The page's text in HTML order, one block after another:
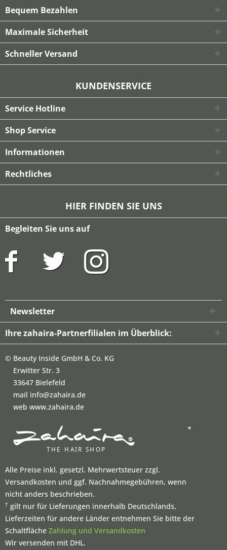
Bequem Bezahlen
Maximale Sicherheit
Schneller Versand
KUNDENSERVICE
Service Hotline
Shop Service
Informationen
Rechtliches
HIER FINDEN SIE UNS
Begleiten Sie uns auf
Newsletter
Ihre zahaira-Partnerfilialen im Überblick:
© Beauty Inside GmbH & Co. KG
Erwitter Str. 3
33647 Bielefeld
mail info@zahaira.de
web www.zahaira.de
*
Alle Preise inkl. gesetzl. Mehrwertsteuer zzgl.
Versandkosten und ggf. Nachnahmegebühren, wenn
nicht anders beschrieben.
† gilt nur für Lieferungen innerhalb Deutschlands,
Lieferzeiten für andere Länder entnehmen Sie bitte der
Schaltfläche Zahlung und Versandkosten
Wir versenden mit DHL.